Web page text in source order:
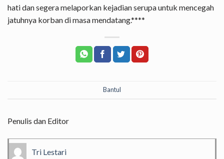
hati dan segera melaporkan kejadian serupa untuk mencegah
jatuhnya korban di masa mendatang.****
Bantul
Penulis dan Editor
Tri Lestari